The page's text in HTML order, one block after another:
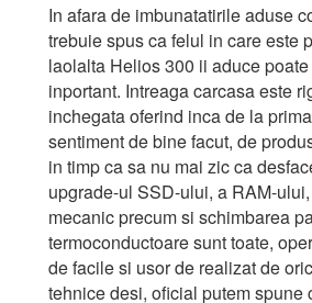
In afara de imbunatatirile aduse
trebuie spus ca felul in care este
laolalta Helios 300 ii aduce
inportant. Intreaga carcasa este
inchegata oferind inca de la
sentiment de bine facut, de
in timp ca sa nu mai zic ca
upgrade-ul SSD-ului, a RAM-
mecanic precum si schimbarea
termoconductoare sunt toate,
de facile si usor de realizat de
tehnice desi, oficial putem spune